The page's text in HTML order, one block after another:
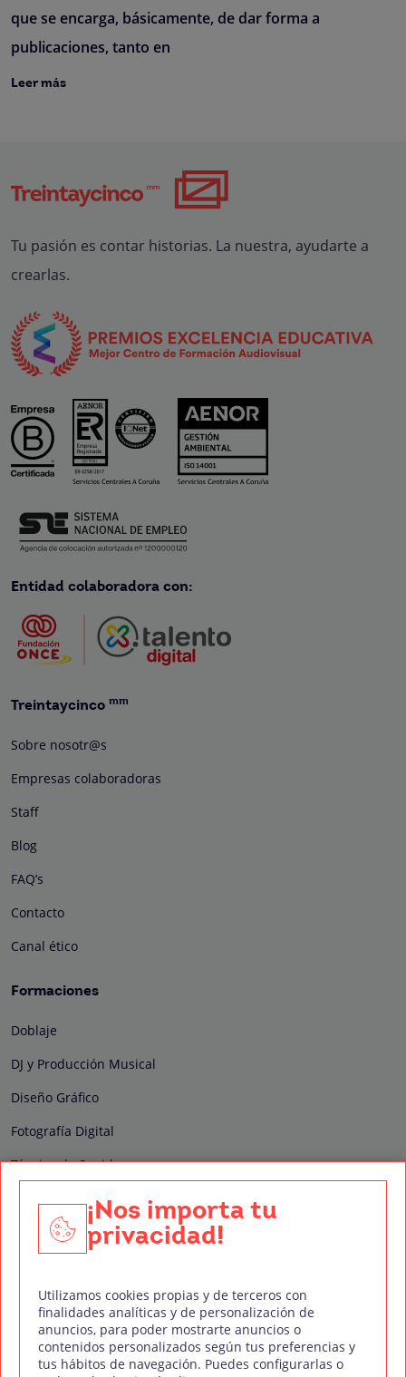
que se encarga, básicamente, de dar forma a
publicaciones, tanto en
Leer más
Tu pasión es contar historias. La nuestra, ayudarte a
crearlas.
Entidad colaboradora con:
Treintaycinco mm
Sobre nosotr@s
Empresas colaboradoras
Staff
Blog
FAQ’s
Contacto
Canal ético
Formaciones
Doblaje
DJ y Producción Musical
Diseño Gráfico
Fotografía Digital
Técnico de Sonido
Edición y Postproducción de Vídeo
Nuestros sellos de calidad
Síguenos en Redes Sociales
¡Nos importa tu
privacidad!
Utilizamos cookies propias y de terceros con
finalidades analíticas y de personalización de
anuncios, para poder mostrarte anuncios o
contenidos personalizados según tus preferencias y
tus hábitos de navegación. Puedes configurarlas o